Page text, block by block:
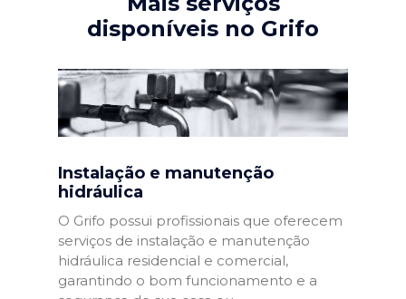
disponíveis no Grifo
Instalação e manutenção
hidráulica
O Grifo possui profissionais que oferecem
serviços de instalação e manutenção
hidráulica residencial e comercial,
garantindo o bom funcionamento e a